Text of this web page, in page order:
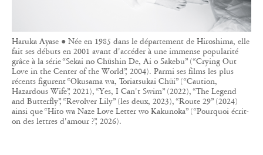
Haruka Ayase ● Née en 1985 dans le département de Hiroshima, elle
fait ses débuts en 2001 avant d'accéder à une immense popularité
grâce à la série “Sekai no Chūshin De, Ai o Sakebu” (“Crying Out
Love in the Center of the World”, 2004). Parmi ses films les plus
récents figurent “Okusama wa, Toriatsukai Chūi” (“Caution,
Hazardous Wife”, 2021), “Yes, I Can't Swim” (2022), “The Legend
and Butterfly”, “Revolver Lily” (les deux, 2023), “Route 29” (2024)
ainsi que “Hito wa Naze Love Letter wo Kakunoka” (“Pourquoi écrit-
on des lettres d'amour ?”, 2026).